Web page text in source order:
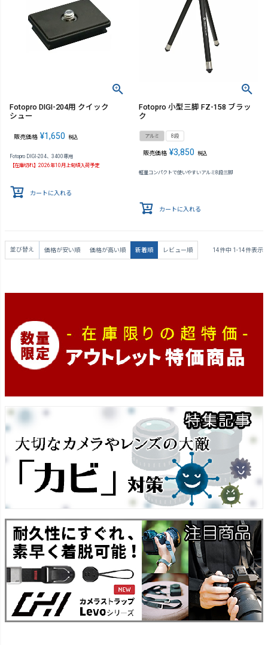
Fotopro DIGI-204用 クイック
シュー
販売価格 ¥1,650 税込
Fotopro DIGI-204、3400専用
【在庫切れ】2026年10月上旬頃入荷予定
カートに入れる
Fotopro 小型三脚 FZ-158 ブラッ
ク
アルミ 8段
販売価格 ¥3,850 税込
軽量コンパクトで使いやすいアルミ8段三脚
カートに入れる
並び替え 価格が安い順 価格が高い順 新着順 レビュー順 14件中 1 -14件表示